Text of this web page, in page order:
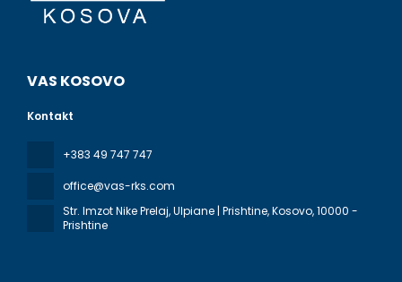
VAS KOSOVO
Kontakt
+383 49 747 747
office@vas-rks.com
Str. Imzot Nike Prelaj, Ulpiane | Prishtine, Kosovo, 10000 -
Prishtine